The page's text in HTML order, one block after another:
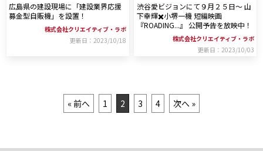
広島県の建設現場に「建設業界応援
募金型自販機」を設置！
株式会社クリエイティブ・ラボ
更新日：2023/10/18
渋谷愛ビジョンにて９月２５日〜 山
下幸輝✖️小堺一機 短編映画
『ROADING...』 公開予告を放映中！
株式会社クリエイティブ・ラボ
更新日：2023/10/03
« 前へ 1 2 3 4 次へ »